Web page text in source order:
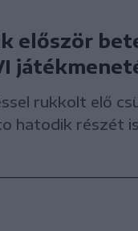
először
rukkolt elő
hatodik részét